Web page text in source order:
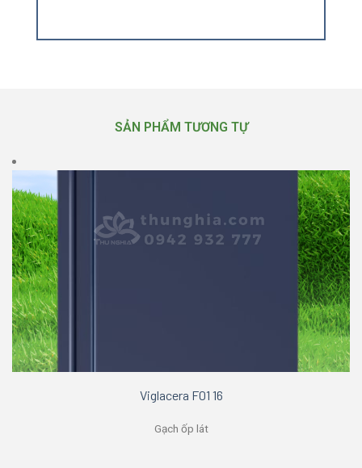
SẢN PHẨM TƯƠNG TỰ
Viglacera F01 16
Gạch ốp lát